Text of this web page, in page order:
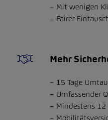
Mit wenigen
Fairer
Mehr
15 Tage
Umfassender
Mindestens